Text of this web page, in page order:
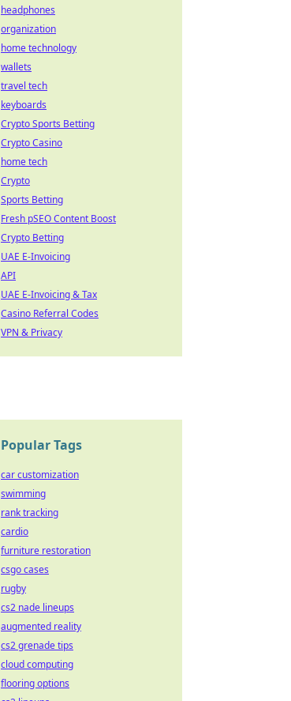
headphones
organization
home technology
wallets
travel tech
keyboards
Crypto Sports Betting
Crypto Casino
home tech
Crypto
Sports Betting
Fresh pSEO Content Boost
Crypto Betting
UAE E-Invoicing
API
UAE E-Invoicing & Tax
Casino Referral Codes
VPN & Privacy
Popular Tags
car customization
swimming
rank tracking
cardio
furniture restoration
csgo cases
rugby
cs2 nade lineups
augmented reality
cs2 grenade tips
cloud computing
flooring options